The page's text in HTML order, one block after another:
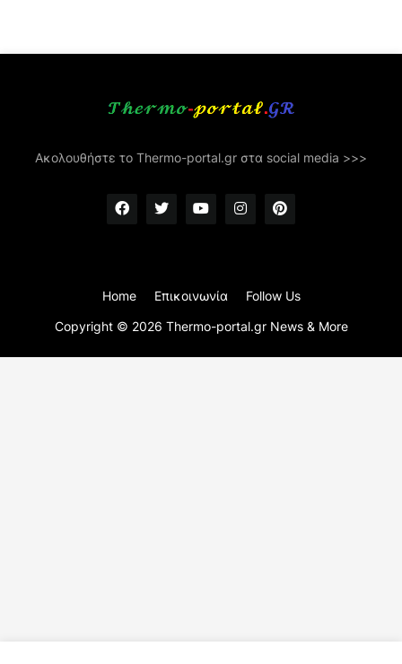
Ακολουθήστε το Thermo-portal.gr στα social media >>>
Copyright © 2026 Thermo-portal.gr News & More
Home Επικοινωνία Follow Us